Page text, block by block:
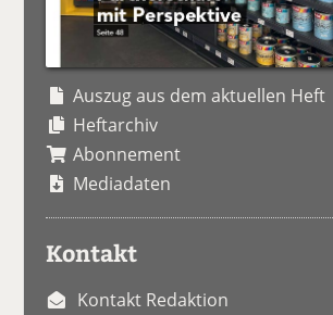
Auszug aus dem aktuellen Heft
Heftarchiv
Abonnement
Mediadaten
Kontakt
Kontakt Redaktion